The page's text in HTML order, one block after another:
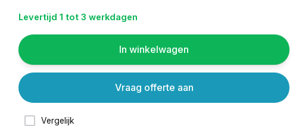
Levertijd 1 tot 3 werkdagen
In winkelwagen
Vergelijk
Vraag offerte aan